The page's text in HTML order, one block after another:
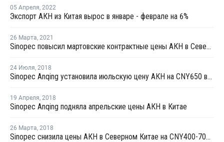
05 Апреля, 2022
Экспорт АКН из Китая вырос в январе - феврале на 6%
26 Марта, 2021
Sinopec повысил мартовские контрактные цены АКН в Северном Китае на CNY3 600 за тонну
24 Июля, 2018
Sinopec Anqing установила июльскую цену АКН на CNY650 выше уровня цен в июне
19 Апреля, 2018
Sinopec Anqing подняла апрельские цены АКН в Китае
26 Марта, 2018
Sinopec снизила цены АКН в Северном Китае на CNY400-700 за тонну